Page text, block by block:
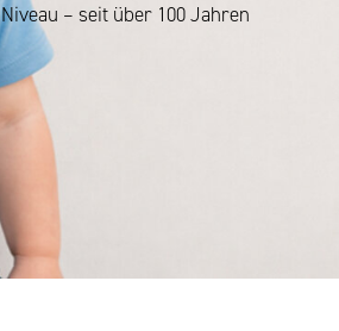
Niveau – seit über 100 Jahren